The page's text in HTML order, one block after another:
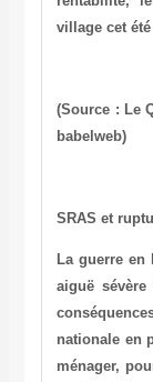
village cet
(Source : Le
babelweb)
SRAS et
La guerre en
aiguë sévère
nationale en
ménager,